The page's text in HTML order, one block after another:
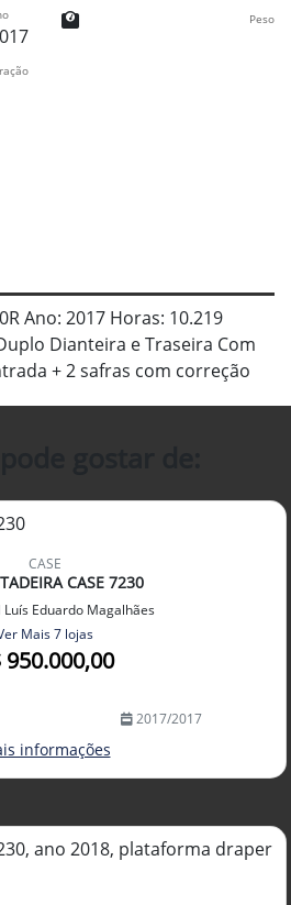
Peso
Ano: 2017 Horas: 10.219
Dianteira e Traseira Com
+ 2 safras com correção
CASE
CASE 7230
Luís Eduardo Magalhães
Mais 7 lojas
950.000,00
2017/2017
informações